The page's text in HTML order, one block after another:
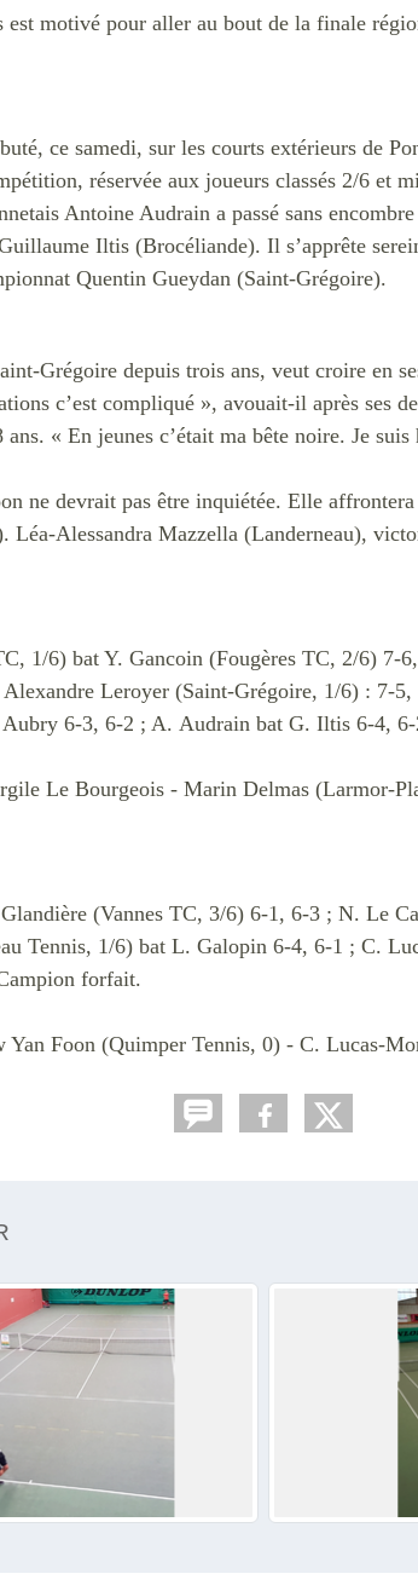
motivé pour aller au bout de la finale
ce samedi, sur les courts extérieurs de
réservée aux joueurs classés 2/6 et
Antoine Audrain a passé sans
Iltis (Brocéliande). Il s’apprête
Quentin Gueydan (Saint-Grégoire).
Grégoire depuis trois ans, veut croire en
c’est compliqué », avouait-il après
« En jeunes c’était ma bête noire. Je
ne devrait pas être inquiétée. Elle
Léa-Alessandra Mazzella (Landerneau),
1/6) bat Y. Gancoin (Fougères TC, 2/6)
Leroyer (Saint-Grégoire, 1/6) : 7-
6-3, 6-2 ; A. Audrain bat G. Iltis 6-4,
Le Bourgeois - Marin Delmas (Larmor-
(Vannes TC, 3/6) 6-1, 6-3 ; N. Le
Tennis, 1/6) bat L. Galopin 6-4, 6-1 ; C.
forfait.
Yan Foon (Quimper Tennis, 0) - C. Lucas-